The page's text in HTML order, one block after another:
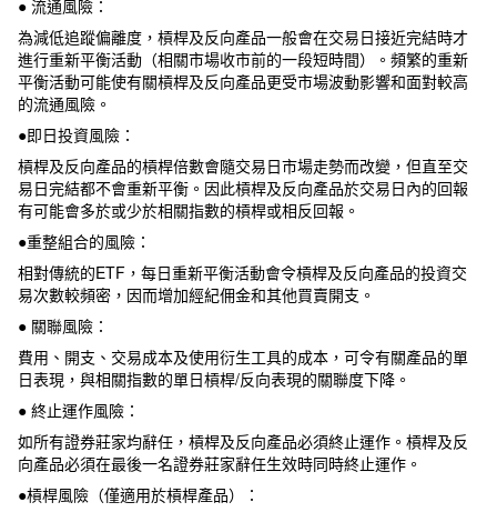
● 流通風險：
為減低追蹤偏離度，槓桿及反向產品一般會在交易日接近完結時才
進行重新平衡活動（相關市場收市前的一段短時間）。頻繁的重新
平衡活動可能使有關槓桿及反向產品更受市場波動影響和面對較高
的流通風險。
●即日投資風險：
槓桿及反向產品的槓桿倍數會隨交易日市場走勢而改變，但直至交
易日完結都不會重新平衡。因此槓桿及反向產品於交易日內的回報
有可能會多於或少於相關指數的槓桿或相反回報。
●重整組合的風險：
相對傳統的ETF，每日重新平衡活動會令槓桿及反向產品的投資交
易次數較頻密，因而增加經紀佣金和其他買賣開支。
● 關聯風險：
費用、開支、交易成本及使用衍生工具的成本，可令有關產品的單
日表現，與相關指數的單日槓桿/反向表現的關聯度下降。
● 終止運作風險：
如所有證券莊家均辭任，槓桿及反向產品必須終止運作。槓桿及反
向產品必須在最後一名證券莊家辭任生效時同時終止運作。
●槓桿風險（僅適用於槓桿產品）：